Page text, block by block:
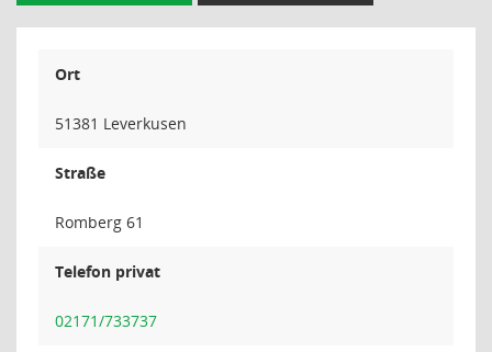
Ort
51381 Leverkusen
Straße
Romberg 61
Telefon privat
02171/733737